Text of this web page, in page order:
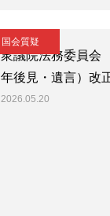
国会質疑
衆議院法務委員
年後見・遺言）改
2026.05.20